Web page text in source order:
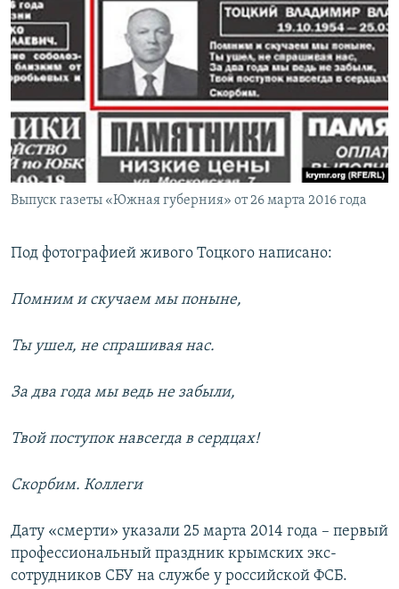
Выпуск газеты «Южная губерния» от 26 марта 2016 года
Под фотографией живого Тоцкого написано:
Помним и скучаем мы поныне,
Ты ушел, не спрашивая нас.
За два года мы ведь не забыли,
Твой поступок навсегда в сердцах!
Скорбим. Коллеги
Дату «смерти» указали 25 марта 2014 года – первый
профессиональный праздник крымских экс-
сотрудников СБУ на службе у российской ФСБ.